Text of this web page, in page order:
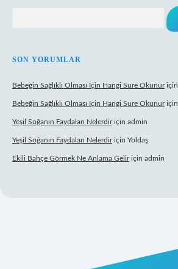
SON YORUMLAR
Bebeğin Sağlıklı Olması Için Hangi Sure Okunuriçin
Bebeğin Sağlıklı Olması Için Hangi Sure Okunuriçin
Yeşil Soğanın Faydaları Nelerdiriçin admin
Yeşil Soğanın Faydaları Nelerdiriçin Yoldaş
Ekili Bahçe Görmek Ne Anlama Geliriçin admin